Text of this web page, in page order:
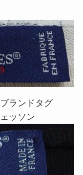
ランドタグ
ッソン